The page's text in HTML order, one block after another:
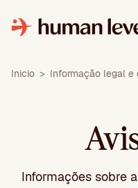
para
Inicio > Informação legal e
Informações sobre